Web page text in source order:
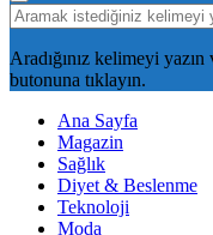
Aradığınız kelimeyi
butonuna tıklayın.
Ana Sayfa
Magazin
Sağlık
Diyet & Beslenme
Teknoloji
Moda